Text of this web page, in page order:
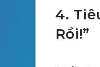
4.
Rồi!”